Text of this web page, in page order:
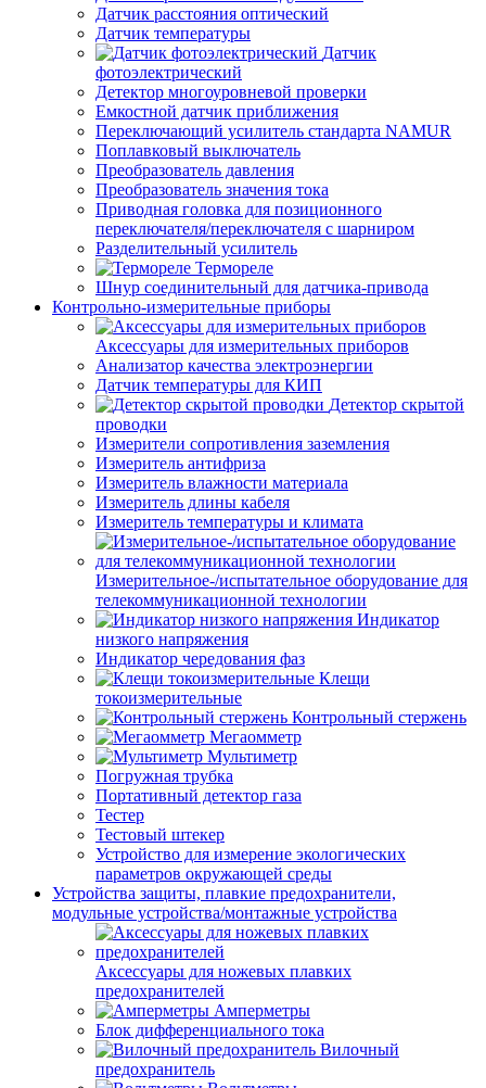
Датчик расстояния оптический
Датчик температуры
Датчик
фотоэлектрический
Детектор многоуровневой проверки
Емкостной датчик приближения
Переключающий усилитель стандарта NAMUR
Поплавковый выключатель
Преобразователь давления
Преобразователь значения тока
Приводная головка для позиционного
переключателя/переключателя с шарниром
Разделительный усилитель
Термореле
Шнур соединительный для датчика-привода
Контрольно-измерительные приборы
Аксессуары для измерительных приборов
Анализатор качества электроэнергии
Датчик температуры для КИП
Детектор скрытой
проводки
Измерители сопротивления заземления
Измеритель антифриза
Измеритель влажности материала
Измеритель длины кабеля
Измеритель температуры и климата
Измерительное-/испытательное оборудование для
телекоммуникационной технологии
Индикатор
низкого напряжения
Индикатор чередования фаз
Клещи
токоизмерительные
Контрольный стержень
Мегаомметр
Мультиметр
Погружная трубка
Портативный детектор газа
Тестер
Тестовый штекер
Устройство для измерение экологических
параметров окружающей среды
Устройства защиты, плавкие предохранители,
модульные устройства/монтажные устройства
Аксессуары для ножевых плавких
предохранителей
Амперметры
Блок дифференциального тока
Вилочный
предохранитель